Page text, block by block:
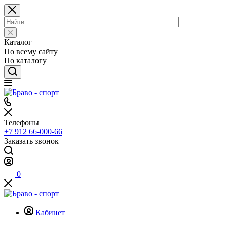
Каталог
По всему сайту
По каталогу
Телефоны
+7 912 66-000-66
Заказать звонок
0
Кабинет